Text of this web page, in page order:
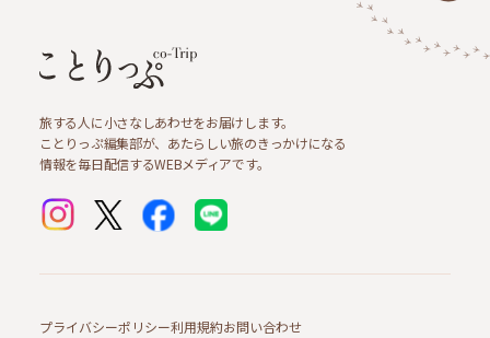
旅する人に小さなしあわせをお届けします。
ことりっぷ編集部が、あたらしい旅のきっかけになる
情報を毎日配信するWEBメディアです。
プライバシーポリシー利用規約お問い合わせ